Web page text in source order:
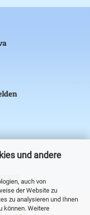
und andere
auch von
der Website zu
zu analysieren und Ihnen
können. Weitere